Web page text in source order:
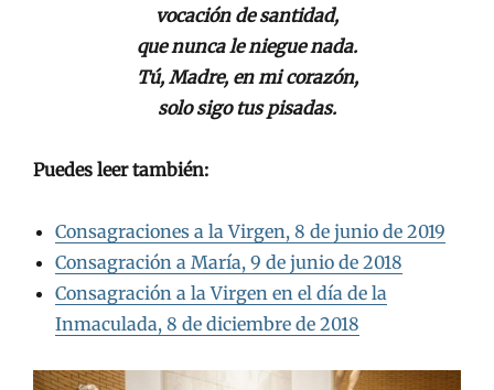
vocación de santidad,
que nunca le niegue nada.
Tú, Madre, en mi corazón,
solo sigo tus pisadas.
Puedes leer también:
Consagraciones a la Virgen, 8 de junio de 2019
Consagración a María, 9 de junio de 2018
Consagración a la Virgen en el día de la
Inmaculada, 8 de diciembre de 2018